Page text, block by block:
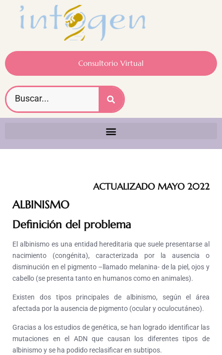
Consultorio Virtual
ACTUALIZADO MAYO 2022
ALBINISMO
Definición del problema
El albinismo es una entidad hereditaria que suele presentarse al
nacimiento (congénita), caracterizada por la ausencia o
disminución en el pigmento –llamado melanina- de la piel, ojos y
cabello (se presenta tanto en humanos como en animales).
Existen dos tipos principales de albinismo, según el área
afectada por la ausencia de pigmento (ocular y oculocutáneo).
Gracias a los estudios de genética, se han logrado identificar las
mutaciones en el ADN que causan los diferentes tipos de
albinismo y se ha podido reclasificar en subtipos.